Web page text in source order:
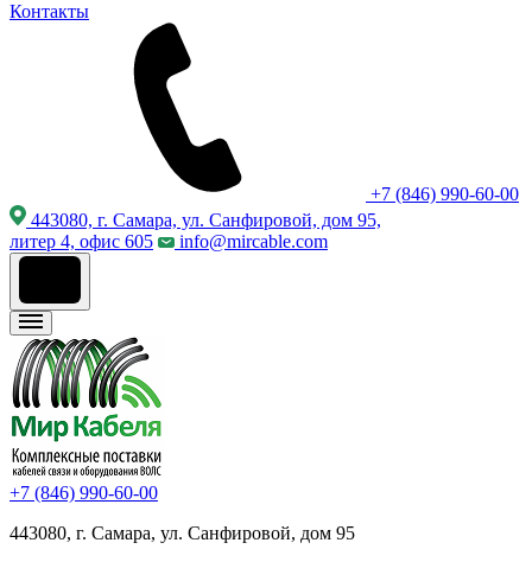
Контакты
+7 (846) 990-60-00
443080, г. Самара, ул. Санфировой, дом 95,
литер 4, офис 605
info@mircable.com
+7 (846) 990-60-00
443080, г. Самара, ул. Санфировой, дом 95